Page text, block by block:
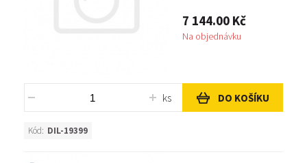
7 144.00 Kč
Na objednávku
ks DO KOŠÍKU
Kód: DIL-19399